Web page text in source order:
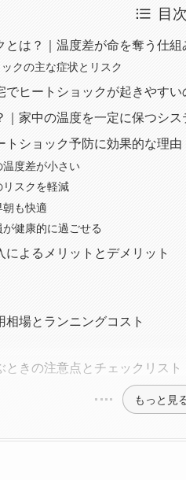
目次
とは？｜温度差が命を奪う仕組
クの主な症状とリスク
でヒートショックが起きやすい
｜家中の温度を一定に保つシス
トショック予防に効果的な理由
度差が小さい
スクを軽減
も快適
健康的に過ごせる
によるメリットとデメリット
相場とランニングコスト
ときの注意点とチェックリスト
もっと見